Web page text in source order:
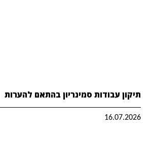
תיקון עבודות סמינריון בהתאם להערות
16.07.2026